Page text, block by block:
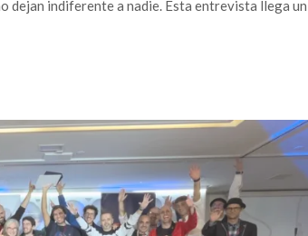
dejan indiferente a nadie. Esta entrevista llega un